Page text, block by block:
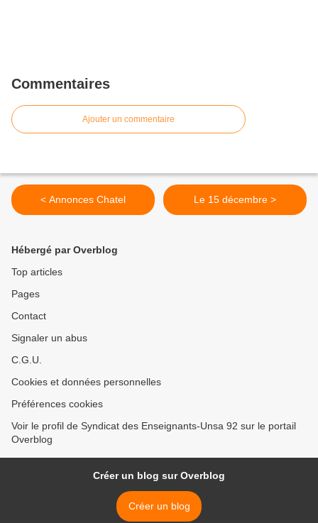
Commentaires
Ajouter un commentaire
< Annonces Chatel Le 15 décembre >
Hébergé par Overblog
Top articles
Pages
Contact
Signaler un abus
C.G.U.
Cookies et données personnelles
Préférences cookies
Voir le profil de Syndicat des Enseignants-Unsa 92 sur le portail
Overblog
Créer un blog sur Overblog
Créer un blog